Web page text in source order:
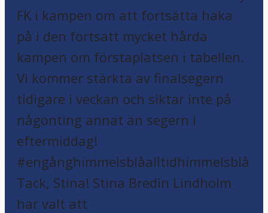
Tack, Stina! Stina Bredin Lindholm
har valt att